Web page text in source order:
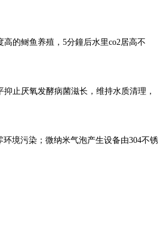
的鲥鱼养殖，5分鐘后水里co2居高不
止厌氧发酵病菌滋长，维持水质清理，
境污染；微纳米气泡产生设备由304不锈